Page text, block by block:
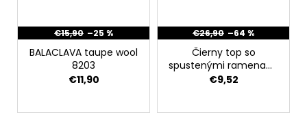
€15,90 –25 %
BALACLAVA taupe wool
8203
€11,90
€26,90 –64 %
Čierny top so
spustenými ramenami
Amy 4124
€9,52